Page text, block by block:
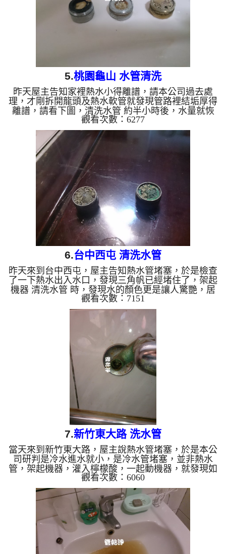
5.桃園龜山 水管清洗
昨天屋主告知家裡熱水小得離譜，請本公司過去處
理，才剛拆開龍頭及熱水軟管就發現管路裡結垢厚得
離譜，請看下圖，清洗水管 約半小時後，水量就恢
復正常了 清洗水管 水管清洗 洗水管 熱水管堵塞
熱水忽冷忽熱 ...
觀看次數：6277
6.台中西屯 清洗水管
昨天來到台中西屯，屋主告知熱水管堵塞，於是檢查
了一下熱水出入水口，發現三角帆已經堵住了，架起
機器 清洗水管 時，發現水的顏色更是讓人驚艷，居
然是藍綠色，真是太意外了，沒多久熱水管出口就洗
通了 清洗水管 水管清洗 洗水管 熱水管堵塞 熱水忽
冷忽熱 ...
觀看次數：7151
7.新竹東大路 洗水管
當天來到新竹東大路，屋主說熱水管堵塞，於是本公
司研判是冷水進水就小，是冷水管堵塞，並非熱水
管，架起機器，灌入檸檬酸，一起動機器，就發現如
沙子般的硬塊，一片片從水龍頭流出，沒多久，屋主
滿意的付款了 清洗水管 水管清洗 洗水管 熱水管
堵塞 熱水忽冷忽熱 ...
觀看次數：6060